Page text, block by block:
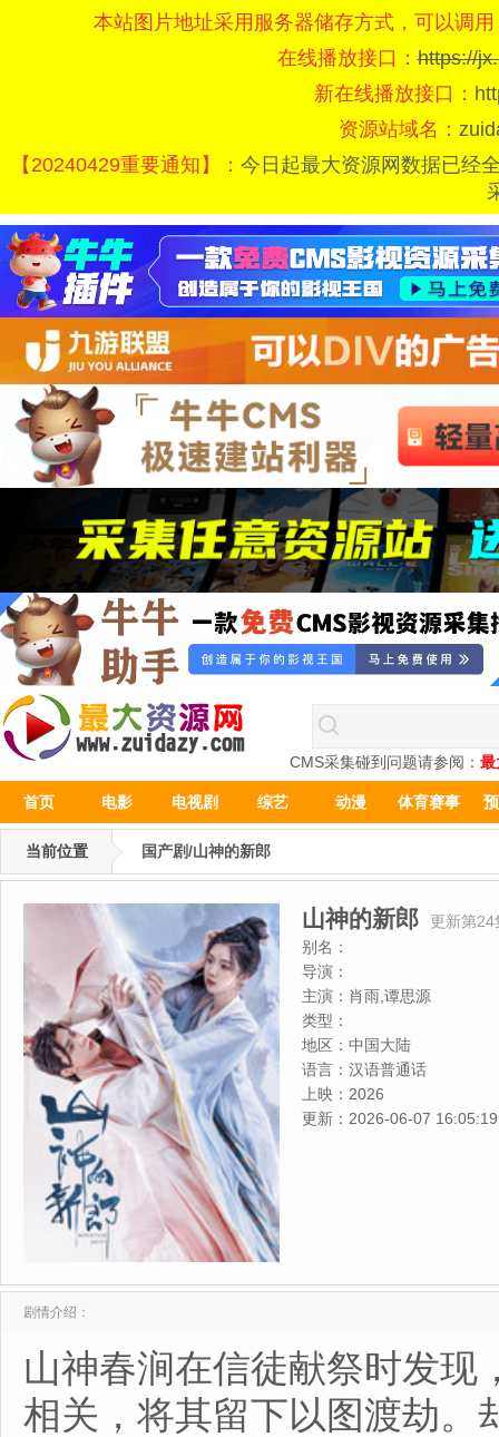
本站图片地址采用服务器储存方式，可以调
在线播放接口：https://
新在线播放接口：
资源站域名：
【20240429重要通知】： 今日起最大资源网数据已经
CMS采集碰到问题请参阅： 最
首页 电影 电视剧 综艺 动漫 体育赛事
当前位置 国产剧/山神的新郎
山神的新郎
更新第24
别名：
导演：
主演： 肖雨,谭思源
类型：
地区： 中国大陆
语言： 汉语普通话
上映： 2026
更新： 2026-06-07 16:05:19
剧情介绍：
山神春涧在信徒献祭时发现
相关，将其留下以图渡劫。